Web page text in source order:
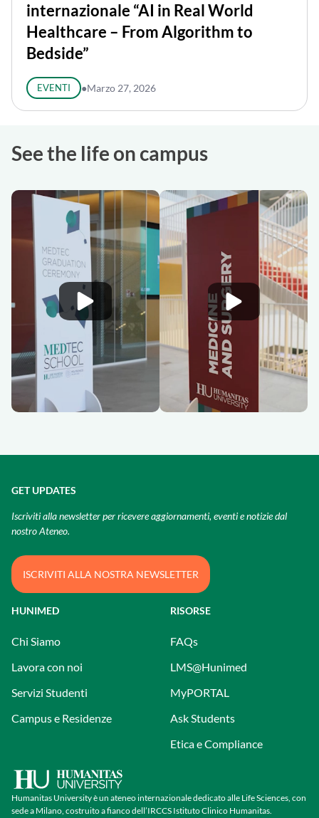
internazionale “AI in Real World
Healthcare – From Algorithm to
Bedside”
EVENTI ●Marzo 27, 2026
See the life on campus
Humanitas University è un ateneo internazionale dedicato alle Life Sciences, con
sede a Milano, costruito a fianco dell’IRCCS Istituto Clinico Humanitas.
HUNIMED
Chi Siamo
Lavora con noi
Servizi Studenti
Campus e Residenze
RISORSE
FAQs
LMS@Hunimed
MyPORTAL
Ask Students
Etica e Compliance
GET UPDATES
Iscriviti alla newsletter per ricevere aggiornamenti, eventi e notizie dal
nostro Ateneo.
ISCRIVITI ALLA NOSTRA NEWSLETTER